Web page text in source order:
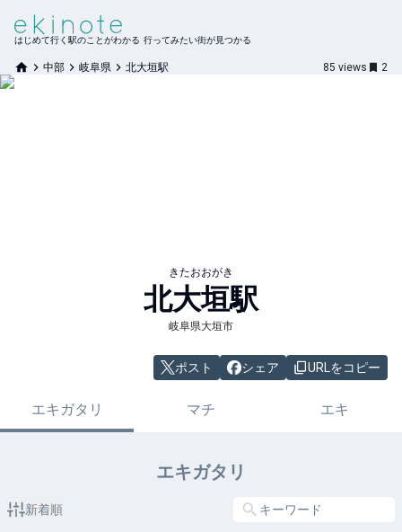
はじめて行く駅のことがわかる 行ってみたい街が見つかる
中部 岐阜県 北大垣駅 85 views 2
きたおおがき
北大垣駅
岐阜県大垣市
ポスト シェア URLをコピー
エキガタリ マチ エキ
エキガタリ
新着順